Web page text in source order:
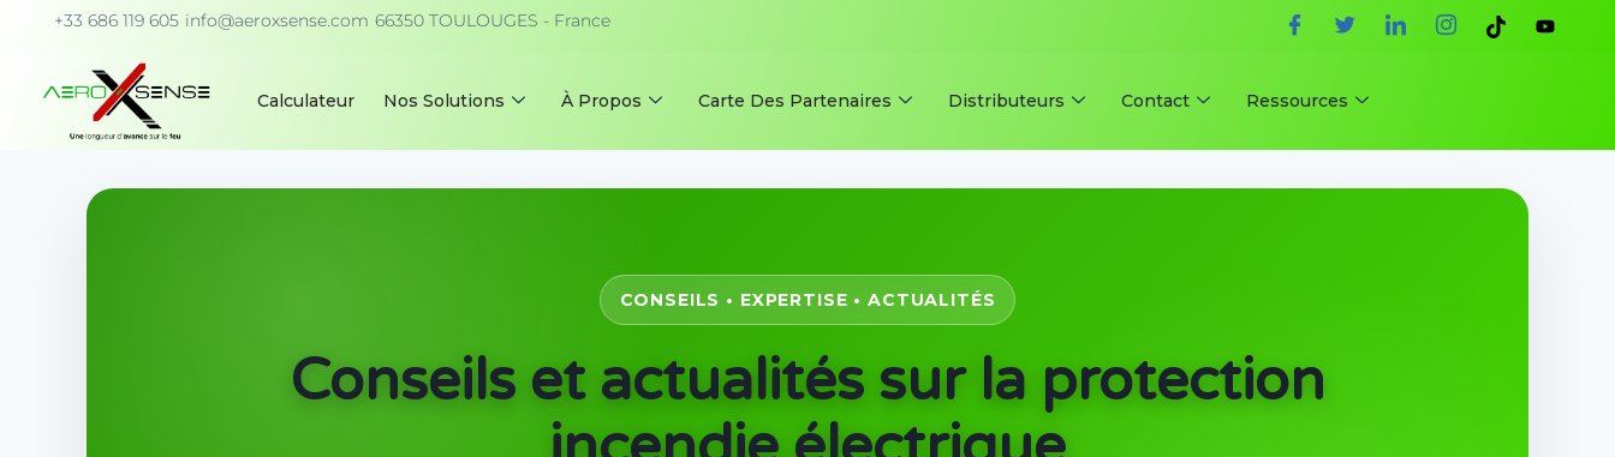
+33 686 119 605 info@aeroxsense.com 66350 TOULOUGES - France
Calculateur Nos Solutions À Propos Carte Des Partenaires Distributeurs Contact Ressources
CONSEILS • EXPERTISE • ACTUALITÉS
Conseils et actualités sur la protection